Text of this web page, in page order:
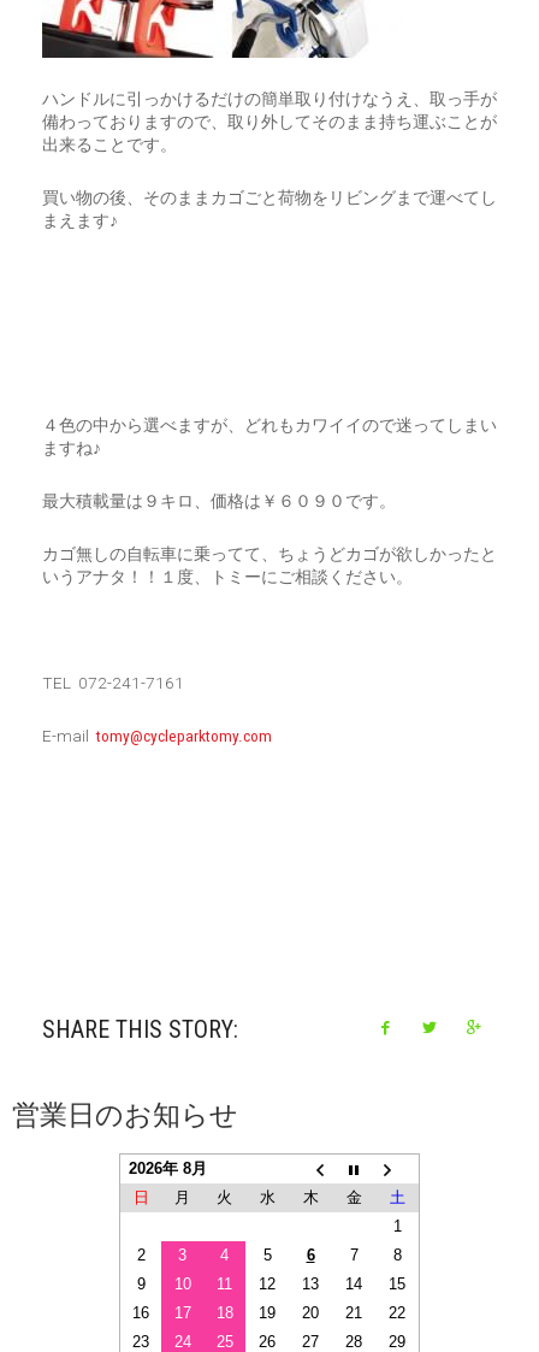
ハンドルに引っかけるだけの簡単取り付けなうえ、取っ手が
備わっておりますので、取り外してそのまま持ち運ぶことが
出来ることです。
買い物の後、そのままカゴごと荷物をリビングまで運べてし
まえます♪
４色の中から選べますが、どれもカワイイので迷ってしまい
ますね♪
最大積載量は９キロ、価格は￥６０９０です。
カゴ無しの自転車に乗ってて、ちょうどカゴが欲しかったと
いうアナタ！！１度、トミーにご相談ください。
TEL 072-241-7161
E-mailtomy@cycleparktomy.com
SHARE THIS STORY:
営業日のお知らせ
2026年 8月
日
月 火 水 木 金
土
1
2
3 4 5 6 7
8
9
10 11 12 13 14
15
16
17 18 19 20 21
22
23
24 25 26 27 28 29